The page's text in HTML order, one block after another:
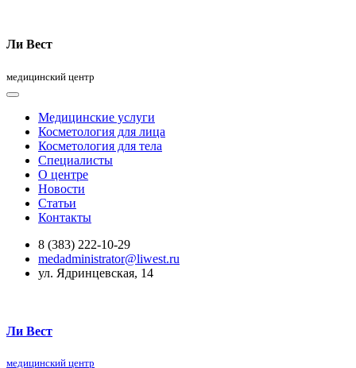
Ли Вест
медицинский центр
Медицинские услуги
Косметология для лица
Косметология для тела
Специалисты
О центре
Новости
Статьи
Контакты
8 (383) 222-10-29
medadministrator@liwest.ru
ул. Ядринцевская, 14
Ли Вест
медицинский центр